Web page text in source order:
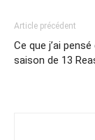
Article précédent
Ce que j’ai pensé
saison de 13